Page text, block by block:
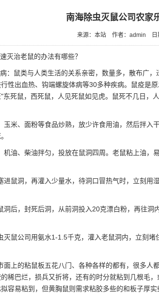
南海除虫灭鼠公司农家
来源：本站 作者：admin
灭治老鼠的办法有哪些？
：鼠类与人类生活的关系亲密，数量多，散布广，
性出血热、钩端螺旋体病等30多种疾病。鼠疫是
东死鼠，西死鼠，人见死鼠如见虎。鼠死不几日
米、面粉等食品炒熟，放少许食用油，然后拌入
油、柴油拌匀，投放在鼠洞四周。老鼠粘上油，
鼠洞，再灌入少量水，待洞口冒热气时，立刻用
后，封死后洞，从前洞投入20克漂白粉，再往
鼠公司用氨水1-1.5千克，灌入老鼠洞内，立刻
上的粘鼠板五花八门、各种各样的都有，很多人
的稀巴烂，损兵又折将，还有的时分就粘到几根毛
容易粘到，但黄胸鼠则需求粘胶多些的和板子厚实